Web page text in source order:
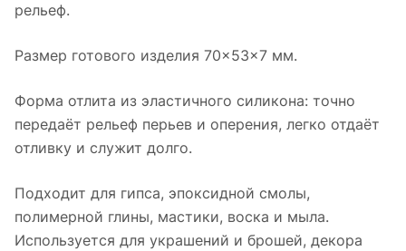
рельеф.
Размер готового изделия 70×53×7 мм.
Форма отлита из эластичного силикона: точно
передаёт рельеф перьев и оперения, легко отдаёт
отливку и служит долго.
Подходит для гипса, эпоксидной смолы,
полимерной глины, мастики, воска и мыла.
Используется для украшений и брошей, декора